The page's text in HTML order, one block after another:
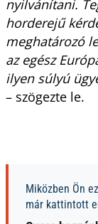
nyilvánítani.
horderejű
meghatározó
az egész
ilyen súlyú
– szögezte le.
Miközben Ön
már kattintott